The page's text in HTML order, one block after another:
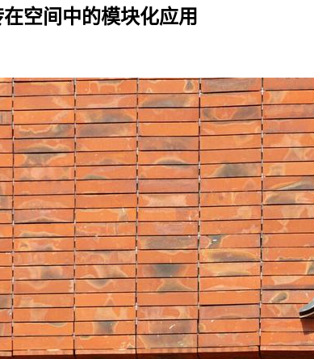
空间中的模块化应用